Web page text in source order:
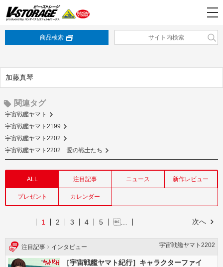
商品検索
加藤真琴
関連タグ
宇宙戦艦ヤマト
宇宙戦艦ヤマト2199
宇宙戦艦ヤマト2202
宇宙戦艦ヤマト2202 愛の戦士たち
ALL 注目記事 ニュース 新作レビュー
プレゼント カレンダー
次へ
1 2 3 4 5 …
注目記事 インタビュー 宇宙戦艦ヤマト2202
［宇宙戦艦ヤマト紀行］キャラクターファイ